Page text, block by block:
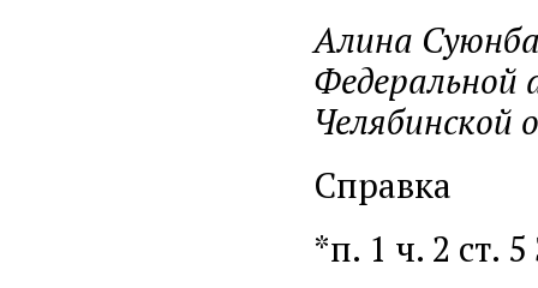
Алина
Федеральной
Челябинской
Справка
*п. 1 ч. 2 ст.